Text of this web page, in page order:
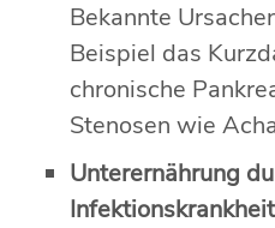
Bekannte
Beispiel das
chronische
Stenosen wie
Unterernährung